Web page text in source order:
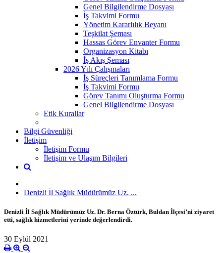
Genel Bilgilendirme Dosyası
İş Takvimi Formu
Yönetim Kararlılık Beyanı
Teşkilat Şeması
Hassas Görev Envanter Formu
Organizasyon Kitabı
İş Akış Şeması
2026 Yılı Çalışmaları
İş Süreçleri Tanımlama Formu
İş Takvimi Formu
Görev Tanımı Oluşturma Formu
Genel Bilgilendirme Dosyası
Etik Kurallar
Bilgi Güvenliği
İletişim
İletişim Formu
İletişim ve Ulaşım Bilgileri
Denizli İl Sağlık Müdürümüz Uz. ...
Denizli İl Sağlık Müdürümüz Uz. Dr. Berna Öztürk, Buldan İlçesi’ni ziyaret
etti, sağlık hizmetlerini yerinde değerlendirdi.
30 Eylül 2021